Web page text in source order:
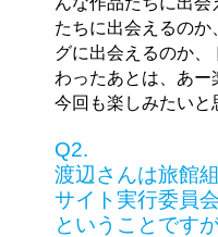
たちに出会えるの
グに出会えるのか
わったあとは、あー
今回も楽しみたいと
Q2.
渡辺さんは旅館
サイト実行委員
ということです